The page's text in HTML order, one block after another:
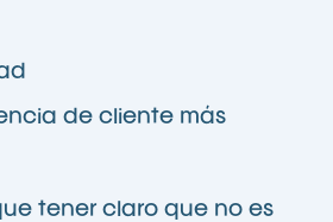
de cliente más
tener claro que no es